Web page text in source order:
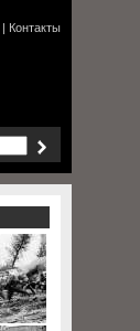
| Контакты